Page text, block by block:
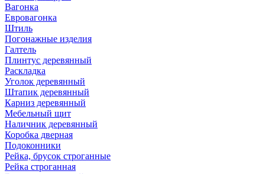
Вагонка
Евровагонка
Штиль
Погонажные изделия
Галтель
Плинтус деревянный
Раскладка
Уголок деревянный
Штапик деревянный
Карниз деревянный
Мебельный щит
Наличник деревянный
Коробка дверная
Подоконники
Рейка, брусок строганные
Рейка строганная